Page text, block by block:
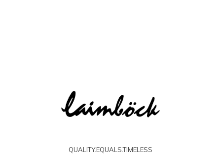
QUALITY.EQUALS.TIMELESS